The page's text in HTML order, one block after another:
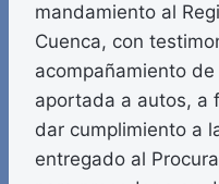
mandamiento al
Cuenca, con
acompañamiento
aportada a autos, a
dar cumplimiento a
entregado al